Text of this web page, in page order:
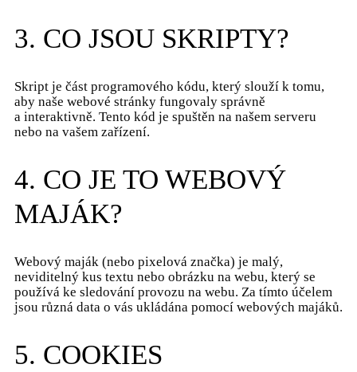
3. CO JSOU SKRIPTY?
Skript je část programového kódu, který slouží k tomu,
aby naše webové stránky fungovaly správně
a interaktivně. Tento kód je spuštěn na našem serveru
nebo na vašem zařízení.
4. CO JE TO WEBOVÝ
MAJÁK?
Webový maják (nebo pixelová značka) je malý,
neviditelný kus textu nebo obrázku na webu, který se
používá ke sledování provozu na webu. Za tímto účelem
jsou různá data o vás ukládána pomocí webových majáků.
5. COOKIES